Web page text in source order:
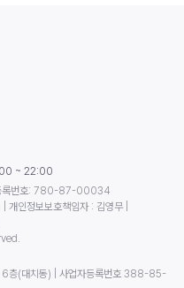
~ 22:00
등록번호: 780-87-00034
인정보보호책임자 : 김영무 |
6층(대치동) | 사업자등록번호 388-85-